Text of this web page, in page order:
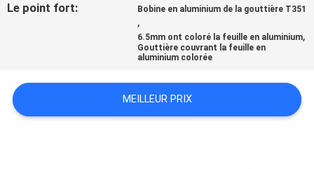
NOUVELLES
DEMANDEZ
Le point fort: Bobine en aluminium de la gouttière T351
,
6.5mm ont coloré la feuille en aluminium,
Gouttière couvrant la feuille en
aluminium colorée
MEILLEUR PRIX